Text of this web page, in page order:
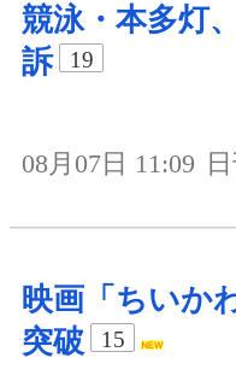
競泳・本多灯
訴
19
08月07日 11:09
映画「ちいか
突破
15